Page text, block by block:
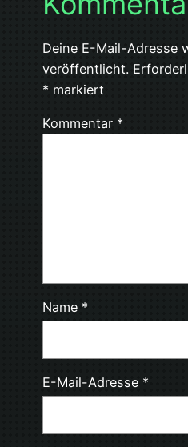
Deine E-Mail-Adresse
veröffentlicht.
* markiert
Kommentar *
Name *
E-Mail-Adresse *